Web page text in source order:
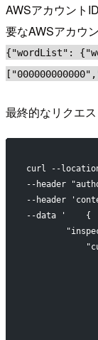
AWSアカウント
要なAWSアカウ
{"wordList":
最終的なリクエス
curl --location
--header
--header
--data '    {